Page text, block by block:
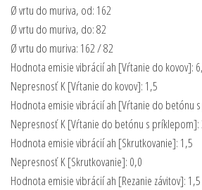
Ø vrtu do muriva, od: 162
Ø vrtu do muriva, do: 82
Ø vrtu do muriva: 162 / 82
Hodnota emisie vibrácií ah [Vŕtanie do kovov]:
Nepresnosť K [Vŕtanie do kovov]: 1,5
Hodnota emisie vibrácií ah [Vŕtanie do betónu
Nepresnosť K [Vŕtanie do betónu s príklepom]:
Hodnota emisie vibrácií ah [Skrutkovanie]: 1,5
Nepresnosť K [Skrutkovanie]: 0,0
Hodnota emisie vibrácií ah [Rezanie závitov]: 1,5